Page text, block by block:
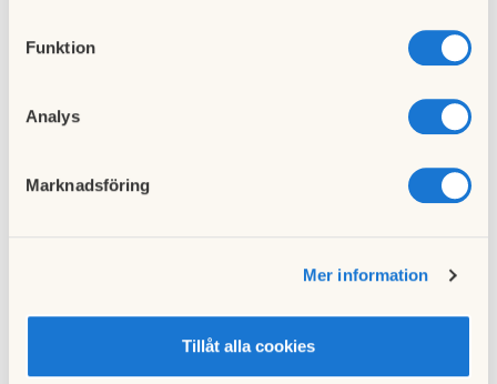
Funktion
Analys
Marknadsföring
Mer information
Tillåt alla cookies